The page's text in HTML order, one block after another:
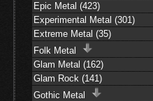
Epic Metal (423)
Experimental Metal (301)
Extreme Metal (35)
Folk Metal
Glam Metal (162)
Glam Rock (141)
Gothic Metal